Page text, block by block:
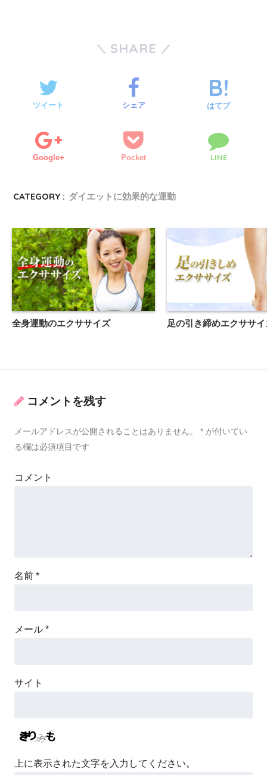
SHARE
ツイート シェア はてブ
Google+ Pocket LINE
CATEGORY : ダイエットに効果的な運動
全身運動のエクササイズ 足の引き締めエクササイ
コメントを残す
メールアドレスが公開されることはありません。 * が付いてい
る欄は必須項目です
コメント
名前 *
メール *
サイト
上に表示された文字を入力してください。